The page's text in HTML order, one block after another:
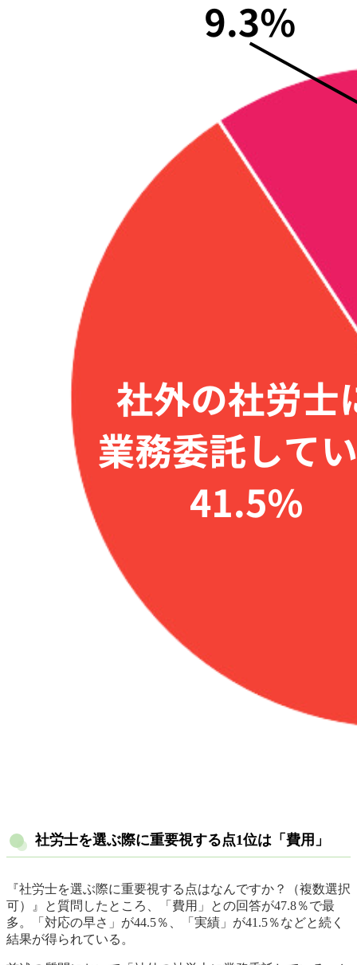
社労士を選ぶ際に重要視する点1位は「費用」
『社労士を選ぶ際に重要視する点はなんですか？（複数選択
可）』と質問したところ、「費用」との回答が47.8％で最
多。「対応の早さ」が44.5％、「実績」が41.5％などと続く
結果が得られている。